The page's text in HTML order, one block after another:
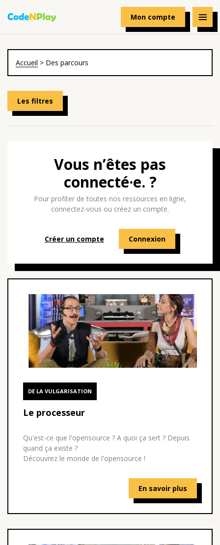
Mon compte
Accueil > Des parcours
Les filtres
Vous n’êtes pas
connecté·e. ?
Pour profiter de toutes nos ressources en ligne,
connectez-vous ou créez un compte.
Créer un compte Connexion
DE LA VULGARISATION
Le processeur
Qu'est-ce que l'opensource ? A quoi ça sert ? Depuis
quand ça existe ?
Découvrez le monde de l'opensource !
En savoir plus